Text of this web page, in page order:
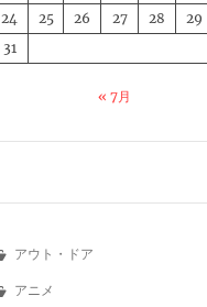
24
25 26 27 28 29
31
« 7月
アウト・ドア
アニメ